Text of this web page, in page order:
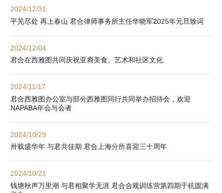
2024/12/31
平芜尽处 再上春山 君合律师事务所主任华晓军2025年元旦致词
2024/12/04
君合在西雅图共同庆祝亚裔美食、艺术和社区文化
2024/11/17
君合西雅图办公室与部分西雅图同行共同举办招待会，欢迎
NAPABA年会与会者
2024/10/29
卅载盛华年 与君共佳期 君合上海分所喜迎三十周年
2024/10/21
钱塘秋声万里潮 与君相聚学无涯 君合合规训练营第四期于杭圆满